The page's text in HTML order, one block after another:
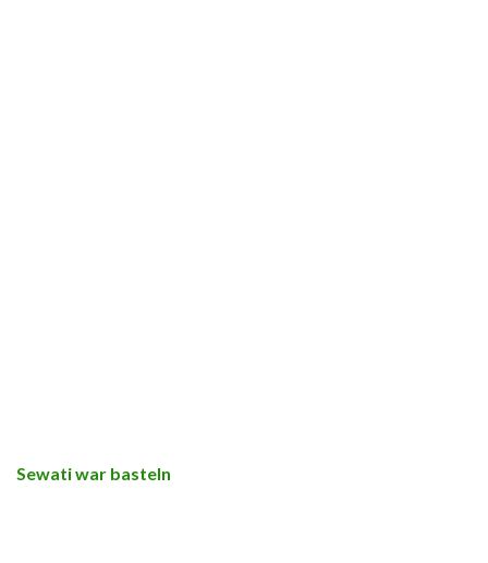
Sewati war basteln